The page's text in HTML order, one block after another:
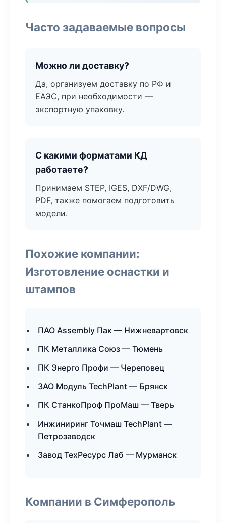
Часто задаваемые вопросы
Можно ли доставку?
Да, организуем доставку по РФ и
ЕАЭС, при необходимости —
экспортную упаковку.
С какими форматами КД
работаете?
Принимаем STEP, IGES, DXF/DWG,
PDF, также помогаем подготовить
модели.
Похожие компании:
Изготовление оснастки и
штампов
ПАО Assembly Пак — Нижневартовск
ПК Металлика Союз — Тюмень
ПК Энерго Профи — Череповец
ЗАО Модуль TechPlant — Брянск
ПК СтанкоПроф ПроМаш — Тверь
Инжиниринг Точмаш TechPlant —
Петрозаводск
Завод ТехРесурс Лаб — Мурманск
Компании в Симферополь